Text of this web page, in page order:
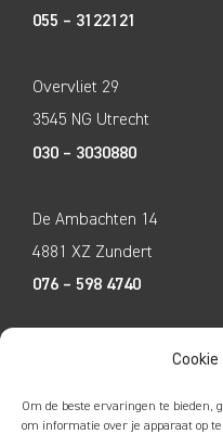
Om de beste ervaringen te bieden,
om informatie over je apparaat op
055 – 3122121
Overvliet 29
3545 NG Utrecht
030 – 3030880
De Ambachten 14
4881 XZ Zundert
076 – 598 4740
6365 ET Schinnen